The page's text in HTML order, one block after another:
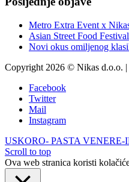
Metro Extra Event x
Asian Street Food
Novi okus omiljenog
Copyright 2026 © Nikas d.o.o. |
Facebook
Twitter
Mail
Instagram
USKORO- PASTA
Scroll to top
Ova web stranica koristi